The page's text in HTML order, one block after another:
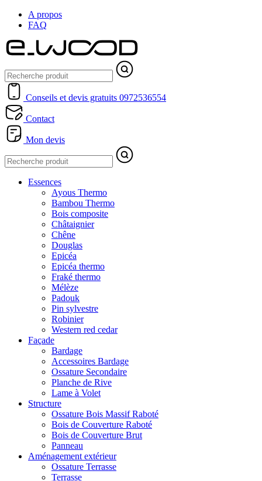
A propos
FAQ
Conseils et devis gratuits 0972536554
Contact
Mon devis
Essences
Ayous Thermo
Bambou Thermo
Bois composite
Châtaignier
Chêne
Douglas
Epicéa
Epicéa thermo
Fraké thermo
Mélèze
Padouk
Pin sylvestre
Robinier
Western red cedar
Façade
Bardage
Accessoires Bardage
Ossature Secondaire
Planche de Rive
Lame à Volet
Structure
Ossature Bois Massif Raboté
Bois de Couverture Raboté
Bois de Couverture Brut
Panneau
Aménagement extérieur
Ossature Terrasse
Terrasse